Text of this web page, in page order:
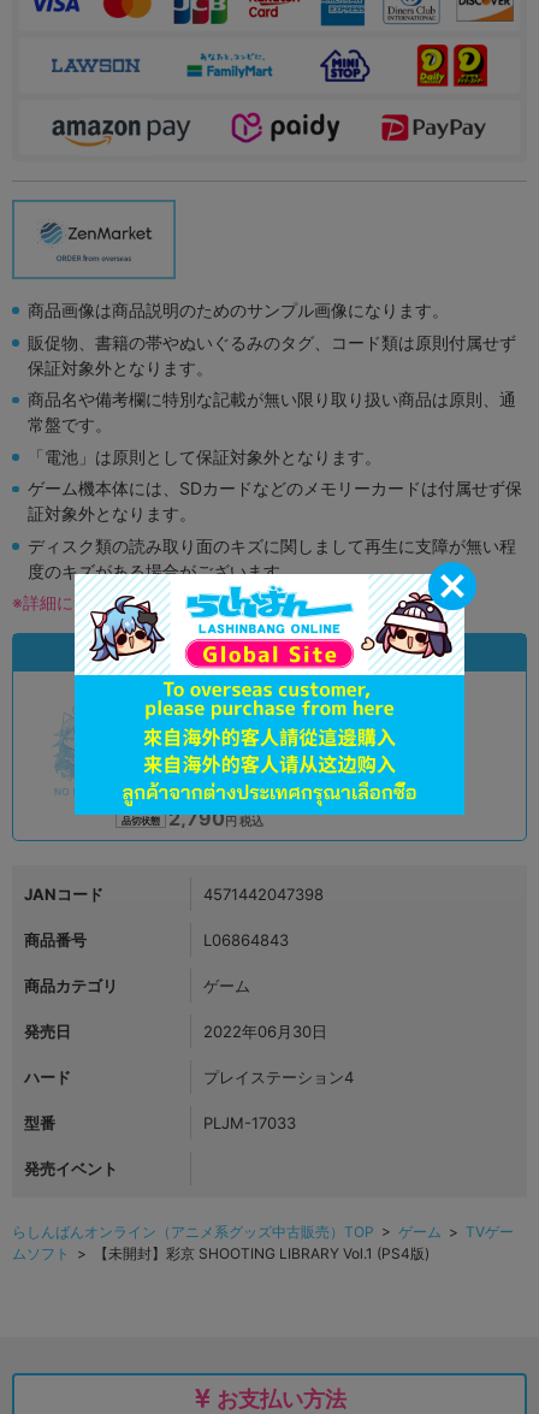
商品画像は商品説明のためのサンプル画像になります。
販促物、書籍の帯やぬいぐるみのタグ、コード類は原則付属せず
保証対象外となります。
商品名や備考欄に特別な記載が無い限り取り扱い商品は原則、通
常盤です。
「電池」は原則として保証対象外となります。
ゲーム機本体には、SDカードなどのメモリーカードは付属せず保
証対象外となります。
ディスク類の読み取り面のキズに関しまして再生に支障が無い程
度のキズがある場合がございます。
※詳細につきましてはコチラ
状態違いの同一商品
状態 :A
オンライン
品切状態 2,790円 税込
JANコード 4571442047398
商品番号 L06864843
商品カテゴリ ゲーム
発売日 2022年06月30日
ハード プレイステーション4
型番 PLJM-17033
発売イベント
らしんばんオンライン（アニメ系グッズ中古販売）TOP > ゲーム > TVゲー
ムソフト
> 【未開封】彩京 SHOOTING LIBRARY Vol.1 (PS4版)
お支払い方法